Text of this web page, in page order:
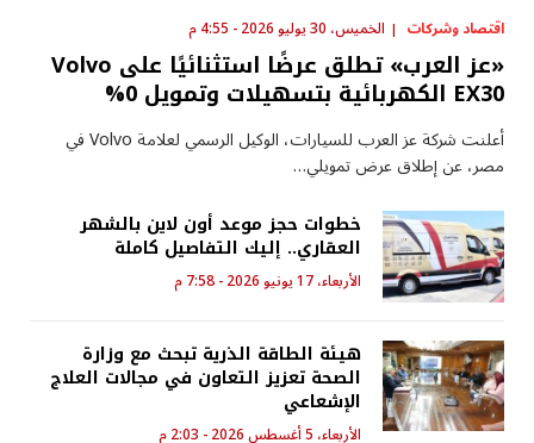
اقتصاد وشركات الخميس، 30 يوليو 2026 - 4:55 م
«عز العرب» تطلق عرضًا استثنائيًا على Volvo
EX30 الكهربائية بتسهيلات وتمويل 0%
أعلنت شركة عز العرب للسيارات، الوكيل الرسمي لعلامة Volvo في
مصر، عن إطلاق عرض تمويلي…
خطوات حجز موعد أون لاين بالشهر
العقاري.. إليك التفاصيل كاملة
الأربعاء، 17 يونيو 2026 - 7:58 م
هيئة الطاقة الذرية تبحث مع وزارة
الصحة تعزيز التعاون في مجالات العلاج
الإشعاعي
الأربعاء، 5 أغسطس 2026 - 2:03 م